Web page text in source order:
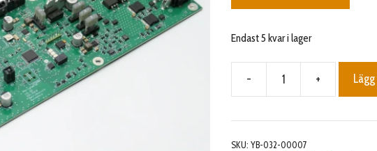
Endast 5 kvar i lager
-
mängd
+
SKU: YB-032-00007